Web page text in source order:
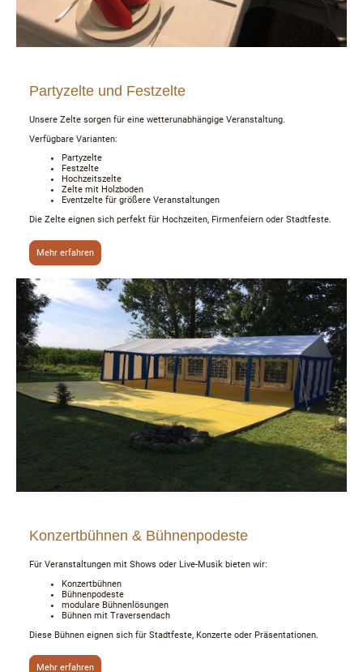
Partyzelte und Festzelte
Unsere Zelte sorgen für eine wetterunabhängige Veranstaltung.
Verfügbare Varianten:
Partyzelte
Festzelte
Hochzeitszelte
Zelte mit Holzboden
Eventzelte für größere Veranstaltungen
Die Zelte eignen sich perfekt für Hochzeiten, Firmenfeiern oder Stadtfeste.
Mehr erfahren
Konzertbühnen & Bühnenpodeste
Für Veranstaltungen mit Shows oder Live-Musik bieten wir:
Konzertbühnen
Bühnenpodeste
modulare Bühnenlösungen
Bühnen mit Traversendach
Diese Bühnen eignen sich für Stadtfeste, Konzerte oder Präsentationen.
Mehr erfahren